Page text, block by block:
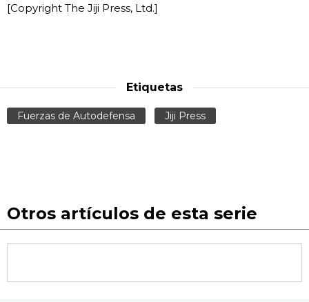
[Copyright The Jiji Press, Ltd.]
Etiquetas
Fuerzas de Autodefensa Jiji Press
Otros artículos de esta serie